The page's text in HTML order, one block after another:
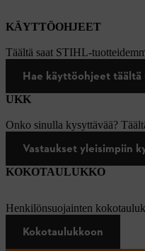
KÄYTTÖOHJEET
Täältä saat STIHL-
Hae käyttöohjeet täältä
UKK
Onko sinulla kysyttävää?
Vastaukset yleisimpiin
KOKOTAULUKKO
Henkilönsuojainten
Kokotaulukkoon